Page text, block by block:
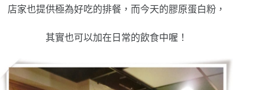
店家也提供極為好吃的排餐，而今天的膠原蛋白粉，
其實也可以加在日常的飲食中喔！